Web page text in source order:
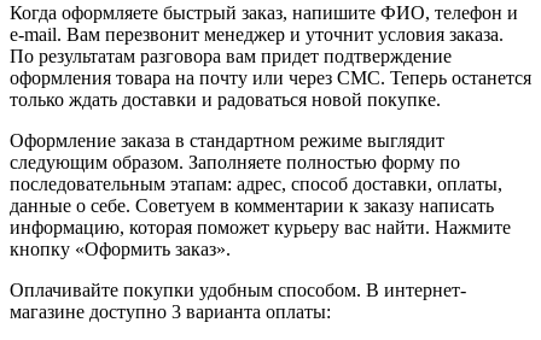
Когда оформляете быстрый заказ, напишите ФИО, телефон и
e-mail. Вам перезвонит менеджер и уточнит условия заказа.
По результатам разговора вам придет подтверждение
оформления товара на почту или через СМС. Теперь останется
только ждать доставки и радоваться новой покупке.
Оформление заказа в стандартном режиме выглядит
следующим образом. Заполняете полностью форму по
последовательным этапам: адрес, способ доставки, оплаты,
данные о себе. Советуем в комментарии к заказу написать
информацию, которая поможет курьеру вас найти. Нажмите
кнопку «Оформить заказ».
Оплачивайте покупки удобным способом. В интернет-
магазине доступно 3 варианта оплаты: